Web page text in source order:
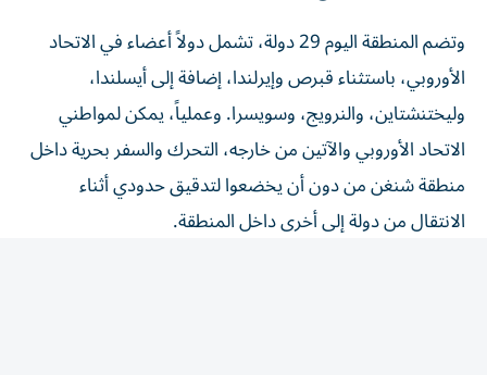
وتضم المنطقة اليوم 29 دولة، تشمل دولاً أعضاء في الاتحاد
الأوروبي، باستثناء قبرص وإيرلندا، إضافة إلى أيسلندا،
وليختنشتاين، والنرويج، وسويسرا. وعملياً، يمكن لمواطني
الاتحاد الأوروبي والآتين من خارجه، التحرك والسفر بحرية داخل
منطقة شنغن من دون أن يخضعوا لتدقيق حدودي أثناء
الانتقال من دولة إلى أخرى داخل المنطقة.